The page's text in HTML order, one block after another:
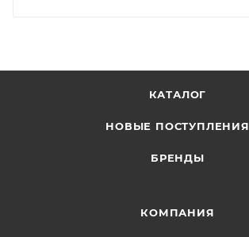
КАТАЛОГ
НОВЫЕ ПОСТУПЛЕНИЯ
БРЕНДЫ
КОМПАНИЯ